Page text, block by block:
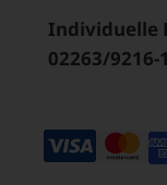
Individuelle
02263/9216-